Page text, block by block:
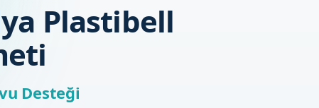
Plastibell
Desteği